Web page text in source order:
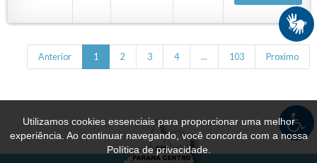
Utilizamos cookies essenciais para proporcionar uma melhor
experiência. Ao continuar navegando, você concorda com a nossa
Política de privacidade.
Anterior 1 2 3 4 ... 103 Proximo